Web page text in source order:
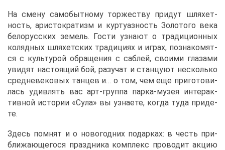
На сме­ну са­мо­быт­но­му тор­же­ству при­дут шля­хет­
ность, ари­сто­кра­тизм и кур­ту­аз­ность Зо­ло­то­го ве­ка
бе­ло­рус­ских зе­мель. Го­сти узна­ют о тра­ди­ци­он­ных
ко­ляд­ных шля­хет­ских тра­ди­ци­ях и иг­рах, по­зна­ко­мят­
ся с куль­ту­рой об­ра­ще­ния с саб­лей, сво­и­ми гла­за­ми
уви­дят на­сто­я­щий бой, ра­зу­чат и стан­цу­ют несколь­ко
сред­не­ве­ко­вых тан­цев и… о том, чем еще при­го­то­ви­
лась удив­лять вас арт-груп­па пар­ка-му­зея ин­тер­ак­
тив­ной ис­то­рии «Су­ла» вы узна­е­те, ко­гда ту­да при­де­
те.
Здесь пом­нят и о но­во­год­них по­дар­ках: в честь при­
бли­жа­ю­ще­го­ся празд­ни­ка ком­плекс про­во­дит ак­цию